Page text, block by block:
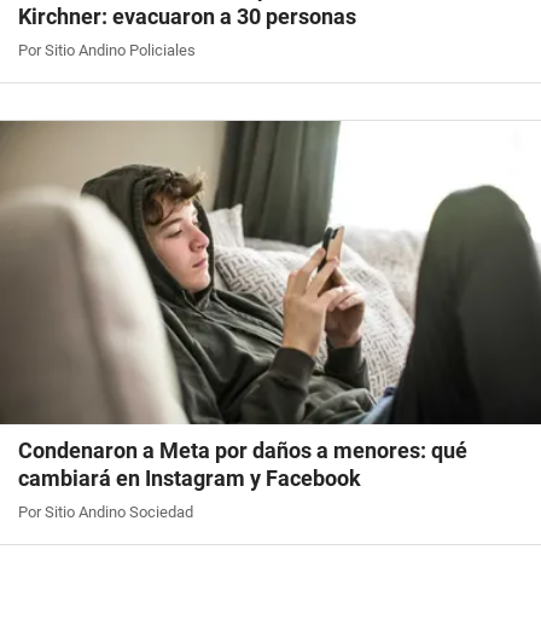
Kirchner: evacuaron a 30 personas
Por Sitio Andino Policiales
Condenaron a Meta por daños a menores: qué
cambiará en Instagram y Facebook
Por Sitio Andino Sociedad